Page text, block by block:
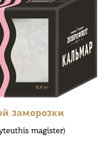
заморозки
magister)